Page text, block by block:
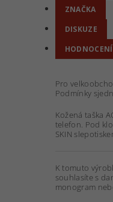
ZNAČKA
DISKUZE
HODNOCENÍ
Pro
Podmínky
Kožená taška
telefon. Pod
SKIN
K tomuto
souhlasíte s
monogram